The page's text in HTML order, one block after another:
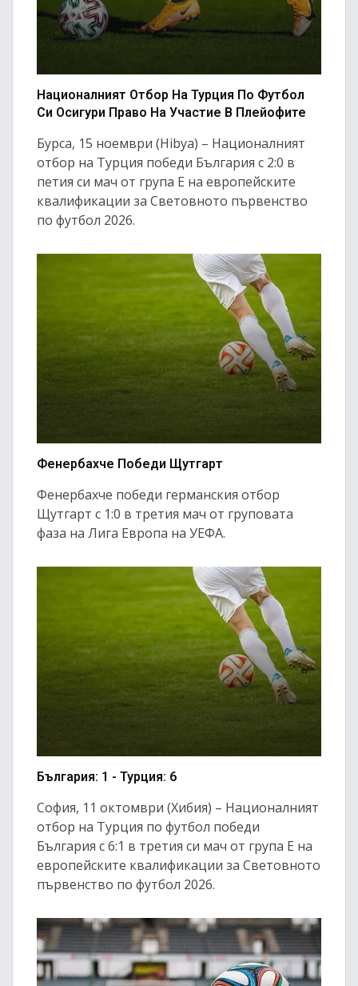
Националният Отбор На Турция По Футбол
Си Осигури Право На Участие В Плейофите
Бурса, 15 ноември (Hibya) – Националният
отбор на Турция победи България с 2:0 в
петия си мач от група Е на европейските
квалификации за Световното първенство
по футбол 2026.
Фенербахче Победи Щутгарт
Фенербахче победи германския отбор
Щутгарт с 1:0 в третия мач от груповата
фаза на Лига Европа на УЕФА.
България: 1 - Турция: 6
София, 11 октомври (Хибия) – Националният
отбор на Турция по футбол победи
България с 6:1 в третия си мач от група Е на
европейските квалификации за Световното
първенство по футбол 2026.